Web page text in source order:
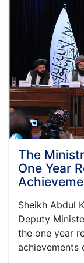
The
One Year
Sheikh Abdul
Deputy
the one year
achievements